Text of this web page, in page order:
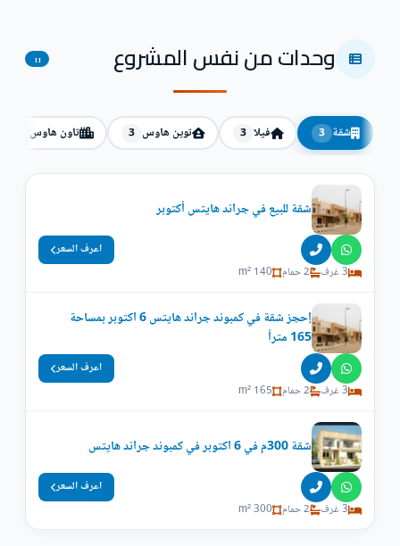
وحدات من نفس المشروع 11
شقة 3 فيلا 3 توين هاوس 3 تاون هاوس
شقة للبيع في جراند هايتس أكتوبر
3 غرف 2 حمام 140 m²
اعرف السعر
إحجز شقة في كمبوند جراند هايتس 6 اكتوبر بمساحة
165 متراً
3 غرف 2 حمام 165 m²
اعرف السعر
شقة 300م في 6 اكتوبر في كمبوند جراند هايتس
3 غرف 2 حمام 300 m²
اعرف السعر